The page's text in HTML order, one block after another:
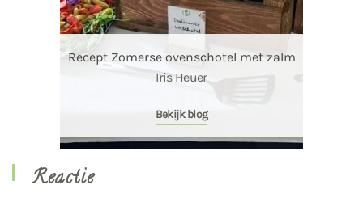
Recept Zomerse ovenschotel met zalm
Iris Heuer
Bekijk blog
Reactie